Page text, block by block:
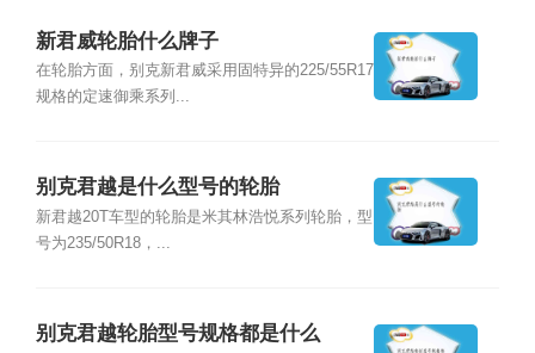
新君威轮胎什么牌子
在轮胎方面，别克新君威采用固特异的225/55R17
规格的定速御乘系列...
别克君越是什么型号的轮胎
新君越20T车型的轮胎是米其林浩悦系列轮胎，型
号为235/50R18，...
别克君越轮胎型号规格都是什么